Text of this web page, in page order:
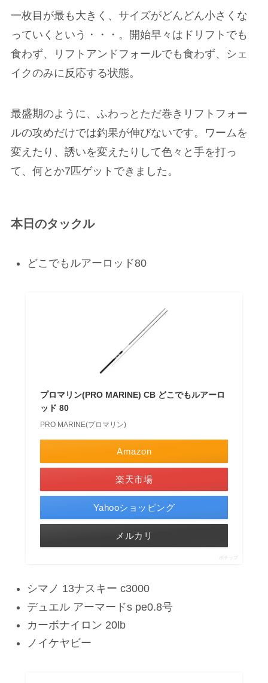
一枚目が最も大きく、サイズがどんどん小さくな
っていくという・・・。開始早々はドリフトでも
食わず、リフトアンドフォールでも食わず、シェ
イクのみに反応する状態。
最盛期のように、ふわっとただ巻きリフトフォー
ルの攻めだけでは釣果が伸びないです。ワームを
変えたり、誘いを変えたりして色々と手を打っ
て、何とか7匹ゲットできました。
本日のタックル
どこでもルアーロッド80
プロマリン(PRO MARINE) CB どこでもルアーロ
ッド 80
PRO MARINE(プロマリン)
Amazon
楽天市場
Yahooショッピング
メルカリ
ポチップ
シマノ 13ナスキー c3000
デュエル アーマードs pe0.8号
カーボナイロン 20lb
ノイケヤビー